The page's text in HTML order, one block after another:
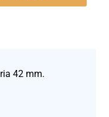
42 mm.